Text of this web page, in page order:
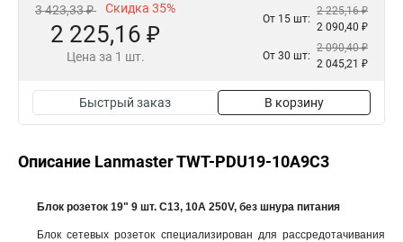
3 423,33 ₽ Скидка 35%
2 225,16 ₽
Цена за 1 шт.
От 15 шт:
2 225,16 ₽
2 090,40 ₽
От 30 шт:
2 090,40 ₽
2 045,21 ₽
Быстрый заказ В корзину
Описание Lanmaster TWT-PDU19-10A9C3
Блок розеток 19" 9 шт. C13, 10A 250V, без шнура питания
Блок сетевых розеток специализирован для рассредотачивания